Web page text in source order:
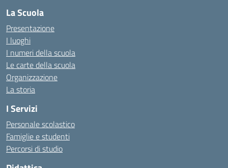
La Scuola
Presentazione
I luoghi
I numeri della scuola
Le carte della scuola
Organizzazione
La storia
I Servizi
Personale scolastico
Famiglie e studenti
Percorsi di studio